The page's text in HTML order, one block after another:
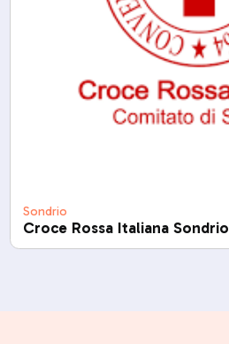
Sondrio
Croce Rossa Italiana Sondrio